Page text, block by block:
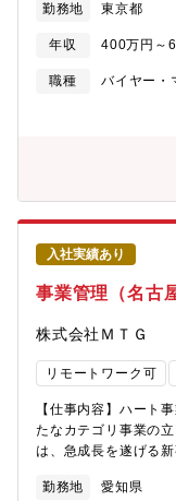
魅力】・「現場・商
の高い数値管理能力
サル・BPR」への道
「仕組み創り」へス
ータを精査し、不備
ル」としての働き方
特定チャネルの主担
将来的には以下のよ
ネジメント：専門性
す。・BPR・社内コ
タルを活用した業務
管理領域の拡張：在
域を広げる。【組織
の記録係ではなく、
盤」を構築すること
大なBtoC決済の正確
ルを踏める環境を作
成】事業販売管理課
ループ：配属先グル
ジェクトマネジメン
ャンペーンに合わせ
ィショップなどにお
制作ディレクション
ナー・制作会社・印
単な販促ツールの
いブランド理解に基
ろんのこと、「どの
果が出せるか」とい
ジションです。コス
の担当者が担う体制
く、デザインとコン
中していただける環
に留まらず、クリエ
を拡張可能です。◇入
画・制作進行を担当
のコスト適正化・品
ムとの連携体制を構
ジェクトをリード・
上流工程から参画・
ティング」領域へ業
勤務地 東京都
年収 400万円～
職種
バイヤー・
入社実績あり
事業管理（名古
株式会社ＭＴＧ
リモートワーク可
【仕事内容】ハート
たなカテゴリ事業の
は、急成長を遂げる
化・効率化・見える
勤務地 愛知県